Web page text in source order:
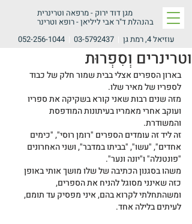
מגן דוד ירוק -מרפאה וטרינרית
בהנהלת ד"ר אבי ליליאן - רופא וטרינר
עוזיאל 4, רמת גן
03-5792437
052-256-1044
וטרינרים וְסִפְרוּת
בארון הספרים אצלי בבית שמור חלק של כבוד
לספריו של מאיר שלו.
מזה שנים רבות שאני קורא בשקיקה את ספריו
ועוקב אחרי מאמריו בעיתונות המודפסת
והמשודרת.
זה ליד זה עומדים הספרים "רומן רוסי", "כימים
אחדים", "עשו", "בביתו במדבר", ושני האחרונים
"פונטנלה" ו"יונה ונער".
משהו בסגנון הכתיבה של שלו מושך אותי באופן
כזה שאינני מסוגל להניח את הספרים,
ומשהתחלתי לקרוא בהם, איני מפסיק עד תומם,
לעיתים בלילה אחד.